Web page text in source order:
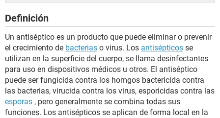
SEXUALIDAD
GLOSARIO
Definición
Un antiséptico es un producto que puede eliminar o prevenir
el crecimiento de bacterias o virus. Los antisépticos se
utilizan en la superficie del cuerpo, se llama desinfectantes
para uso en dispositivos médicos u otros. El antiséptico
puede ser fungicida contra los homgos bactericida contra
las bacterias, virucida contra los virus, esporicidas contra las
esporas , pero generalmente se combina todas sus
funciones. Los antisépticos se aplican de forma local en la